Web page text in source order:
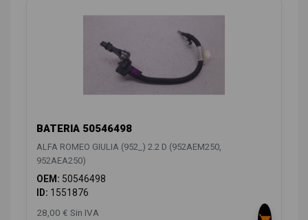
BATERIA 50546498
ALFA ROMEO GIULIA (952_) 2.2 D (952AEM250,
952AEA250)
OEM: 50546498
ID: 1551876
28,00 € Sin IVA